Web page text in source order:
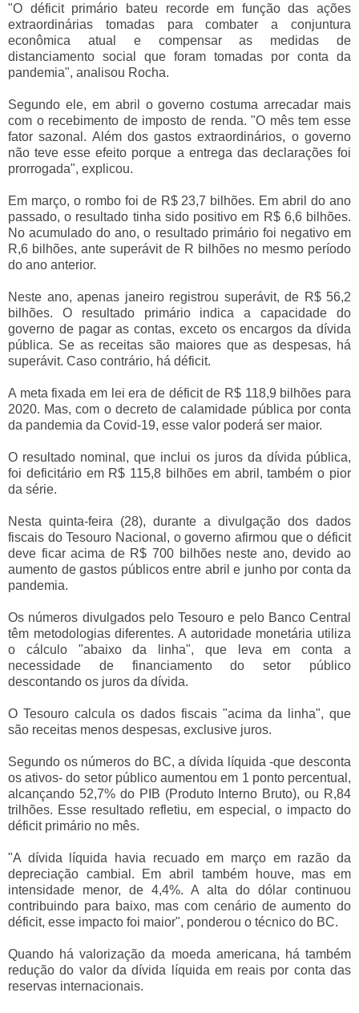
"O déficit primário bateu recorde em função das ações
extraordinárias tomadas para combater a conjuntura
econômica atual e compensar as medidas de
distanciamento social que foram tomadas por conta da
pandemia", analisou Rocha.
Segundo ele, em abril o governo costuma arrecadar mais
com o recebimento de imposto de renda. "O mês tem esse
fator sazonal. Além dos gastos extraordinários, o governo
não teve esse efeito porque a entrega das declarações foi
prorrogada", explicou.
Em março, o rombo foi de R$ 23,7 bilhões. Em abril do ano
passado, o resultado tinha sido positivo em R$ 6,6 bilhões.
No acumulado do ano, o resultado primário foi negativo em
R,6 bilhões, ante superávit de R bilhões no mesmo período
do ano anterior.
Neste ano, apenas janeiro registrou superávit, de R$ 56,2
bilhões. O resultado primário indica a capacidade do
governo de pagar as contas, exceto os encargos da dívida
pública. Se as receitas são maiores que as despesas, há
superávit. Caso contrário, há déficit.
A meta fixada em lei era de déficit de R$ 118,9 bilhões para
2020. Mas, com o decreto de calamidade pública por conta
da pandemia da Covid-19, esse valor poderá ser maior.
O resultado nominal, que inclui os juros da dívida pública,
foi deficitário em R$ 115,8 bilhões em abril, também o pior
da série.
Nesta quinta-feira (28), durante a divulgação dos dados
fiscais do Tesouro Nacional, o governo afirmou que o déficit
deve ficar acima de R$ 700 bilhões neste ano, devido ao
aumento de gastos públicos entre abril e junho por conta da
pandemia.
Os números divulgados pelo Tesouro e pelo Banco Central
têm metodologias diferentes. A autoridade monetária utiliza
o cálculo "abaixo da linha", que leva em conta a
necessidade de financiamento do setor público
descontando os juros da dívida.
O Tesouro calcula os dados fiscais "acima da linha", que
são receitas menos despesas, exclusive juros.
Segundo os números do BC, a dívida líquida -que desconta
os ativos- do setor público aumentou em 1 ponto percentual,
alcançando 52,7% do PIB (Produto Interno Bruto), ou R,84
trilhões. Esse resultado refletiu, em especial, o impacto do
déficit primário no mês.
"A dívida líquida havia recuado em março em razão da
depreciação cambial. Em abril também houve, mas em
intensidade menor, de 4,4%. A alta do dólar continuou
contribuindo para baixo, mas com cenário de aumento do
déficit, esse impacto foi maior", ponderou o técnico do BC.
Quando há valorização da moeda americana, há também
redução do valor da dívida líquida em reais por conta das
reservas internacionais.